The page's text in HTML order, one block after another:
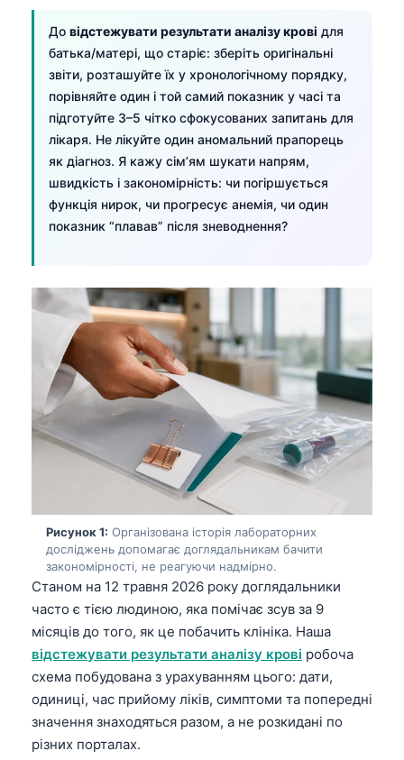
До відстежувати результати аналізу крові для
батька/матері, що старіє: зберіть оригінальні
звіти, розташуйте їх у хронологічному порядку,
порівняйте один і той самий показник у часі та
підготуйте 3–5 чітко сфокусованих запитань для
лікаря. Не лікуйте один аномальний прапорець
як діагноз. Я кажу сім’ям шукати напрям,
швидкість і закономірність: чи погіршується
функція нирок, чи прогресує анемія, чи один
показник “плавав” після зневоднення?
Рисунок 1: Організована історія лабораторних
досліджень допомагає доглядальникам бачити
закономірності, не реагуючи надмірно.
Станом на 12 травня 2026 року доглядальники
часто є тією людиною, яка помічає зсув за 9
місяців до того, як це побачить клініка. Наша
відстежувати результати аналізу крові робоча
схема побудована з урахуванням цього: дати,
одиниці, час прийому ліків, симптоми та попередні
значення знаходяться разом, а не розкидані по
різних порталах.